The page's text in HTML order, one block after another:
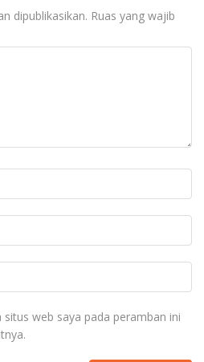
dipublikasikan. Ruas yang wajib
web saya pada peramban ini